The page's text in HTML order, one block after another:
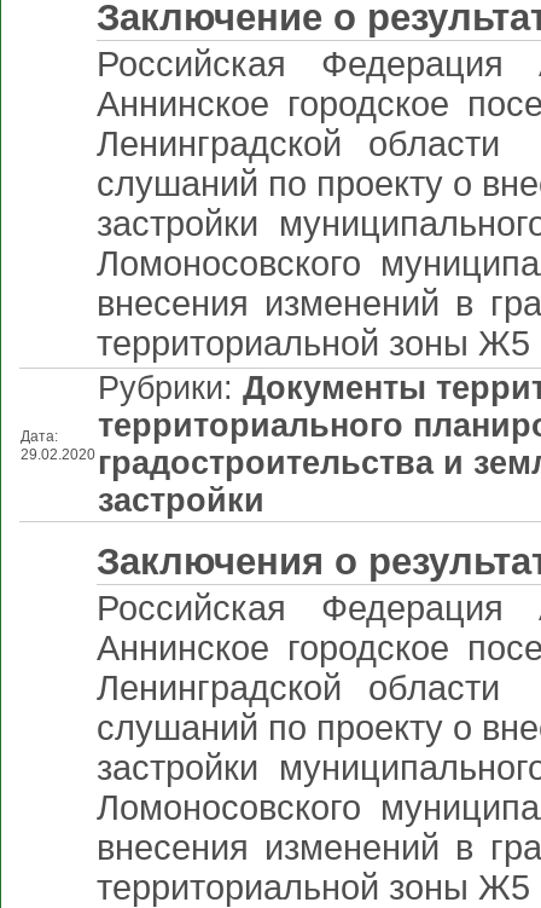
Заключение о
Российская Федерация
Аннинское городское
Ленинградской
слушаний по проекту о
застройки
Ломоносовского
внесения изменений в
территориальной зоны
Дата:
29.02.2020
Рубрики: Документы
территориального
градостроительства и
застройки
Заключения о
Российская Федерация
Аннинское городское
Ленинградской
слушаний по проекту о
застройки
Ломоносовского
внесения изменений в
территориальной зоны